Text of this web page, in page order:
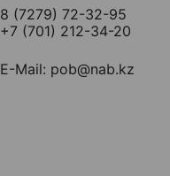
8 (7279) 72-32-95
+7 (701) 212-34-20
E-Mail: pob@nab.kz